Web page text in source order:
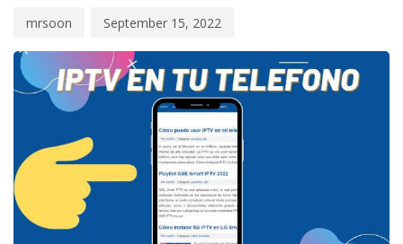
mrsoon September 15, 2022